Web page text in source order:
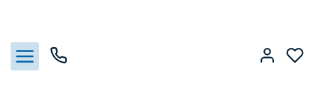
Nous contacter